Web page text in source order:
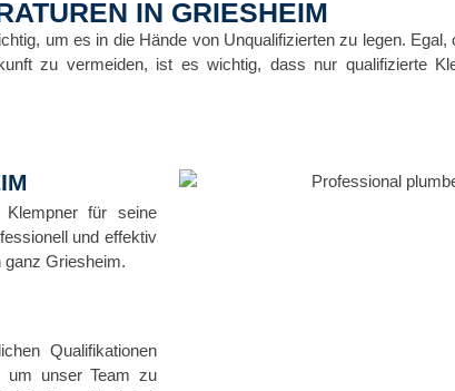
IN GRIESHEIM
um es in die Hände von Unqualifizierten zu legen.
zu vermeiden, ist es wichtig, dass nur qualifizierte
Klempner für seine
und effektiv
ganz Griesheim.
Qualifikationen
um unser Team zu